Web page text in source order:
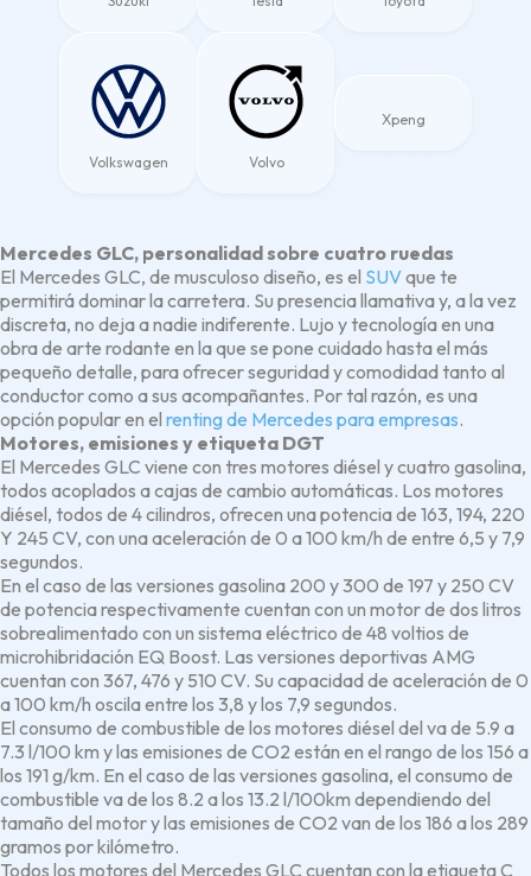
Volkswagen Volvo
Xpeng
Mercedes GLC, personalidad sobre cuatro ruedas
El Mercedes GLC, de musculoso diseño, es el SUVque te
permitirá dominar la carretera. Su presencia llamativa y, a la vez
discreta, no deja a nadie indiferente. Lujo y tecnología en una
obra de arte rodante en la que se pone cuidado hasta el más
pequeño detalle, para ofrecer seguridad y comodidad tanto al
conductor como a sus acompañantes. Por tal razón, es una
opción popular en el renting de Mercedes para empresas.
Motores, emisiones y etiqueta DGT
El Mercedes GLC viene con tres motores diésel y cuatro gasolina,
todos acoplados a cajas de cambio automáticas. Los motores
diésel, todos de 4 cilindros, ofrecen una potencia de 163, 194, 220
Y 245 CV, con una aceleración de 0 a 100 km/h de entre 6,5 y 7,9
segundos.
En el caso de las versiones gasolina 200 y 300 de 197 y 250 CV
de potencia respectivamente cuentan con un motor de dos litros
sobrealimentado con un sistema eléctrico de 48 voltios de
microhibridación EQ Boost. Las versiones deportivas AMG
cuentan con 367, 476 y 510 CV. Su capacidad de aceleración de 0
a 100 km/h oscila entre los 3,8 y los 7,9 segundos.
El consumo de combustible de los motores diésel del va de 5.9 a
7.3 l/100 km y las emisiones de CO2 están en el rango de los 156 a
los 191 g/km. En el caso de las versiones gasolina, el consumo de
combustible va de los 8.2 a los 13.2 l/100km dependiendo del
tamaño del motor y las emisiones de CO2 van de los 186 a los 289
gramos por kilómetro.
Todos los motores del Mercedes GLC cuentan con la etiqueta C